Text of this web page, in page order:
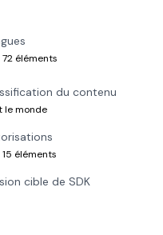
72 éléments
du contenu
le monde
15 éléments
cible de SDK